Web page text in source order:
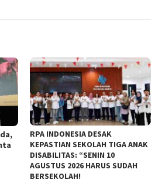
RPA INDONESIA DESAK
KEPASTIAN SEKOLAH TIGA ANAK
DISABILITAS: “SENIN 10
AGUSTUS 2026 HARUS SUDAH
BERSEKOLAH!